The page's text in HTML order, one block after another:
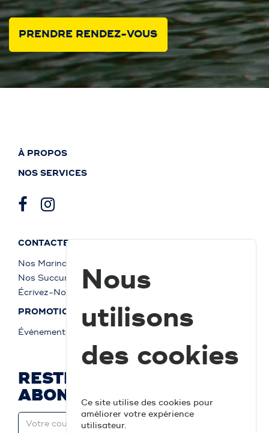
PRENDRE RENDEZ-VOUS
À PROPOS
NOS SERVICES
CONTACTEZ-NOUS
Nos Marinas
Nos Succursales
Écrivez-Nous
PROMOTIONS
Événements
RESTEZ À JOUR ET
ABONNEZ-VOUS
Nous
utilisons
des cookies
Ce site utilise des cookies pour
améliorer votre expérience
utilisateur.